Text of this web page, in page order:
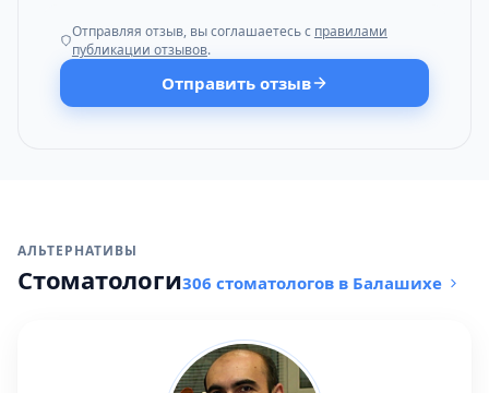
Отправляя отзыв, вы соглашаетесь с правилами
публикации отзывов.
Отправить отзыв
АЛЬТЕРНАТИВЫ
Стоматологи306 стоматологов в Балашихе